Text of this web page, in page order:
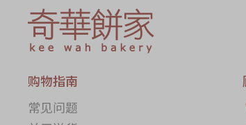
购物指南
常见问题